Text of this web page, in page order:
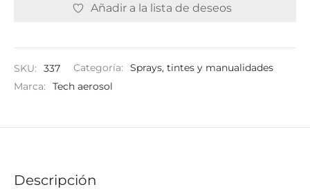
Añadir a la lista de deseos
SKU: 337 Categoría:
Sprays, tintes y manualidades
Marca:
Tech aerosol
Descripción